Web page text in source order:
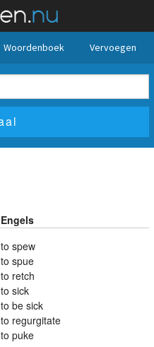
Woordenboek Vervoegen
Engels
to spew
to spue
to retch
to sick
to be sick
to regurgitate
to puke